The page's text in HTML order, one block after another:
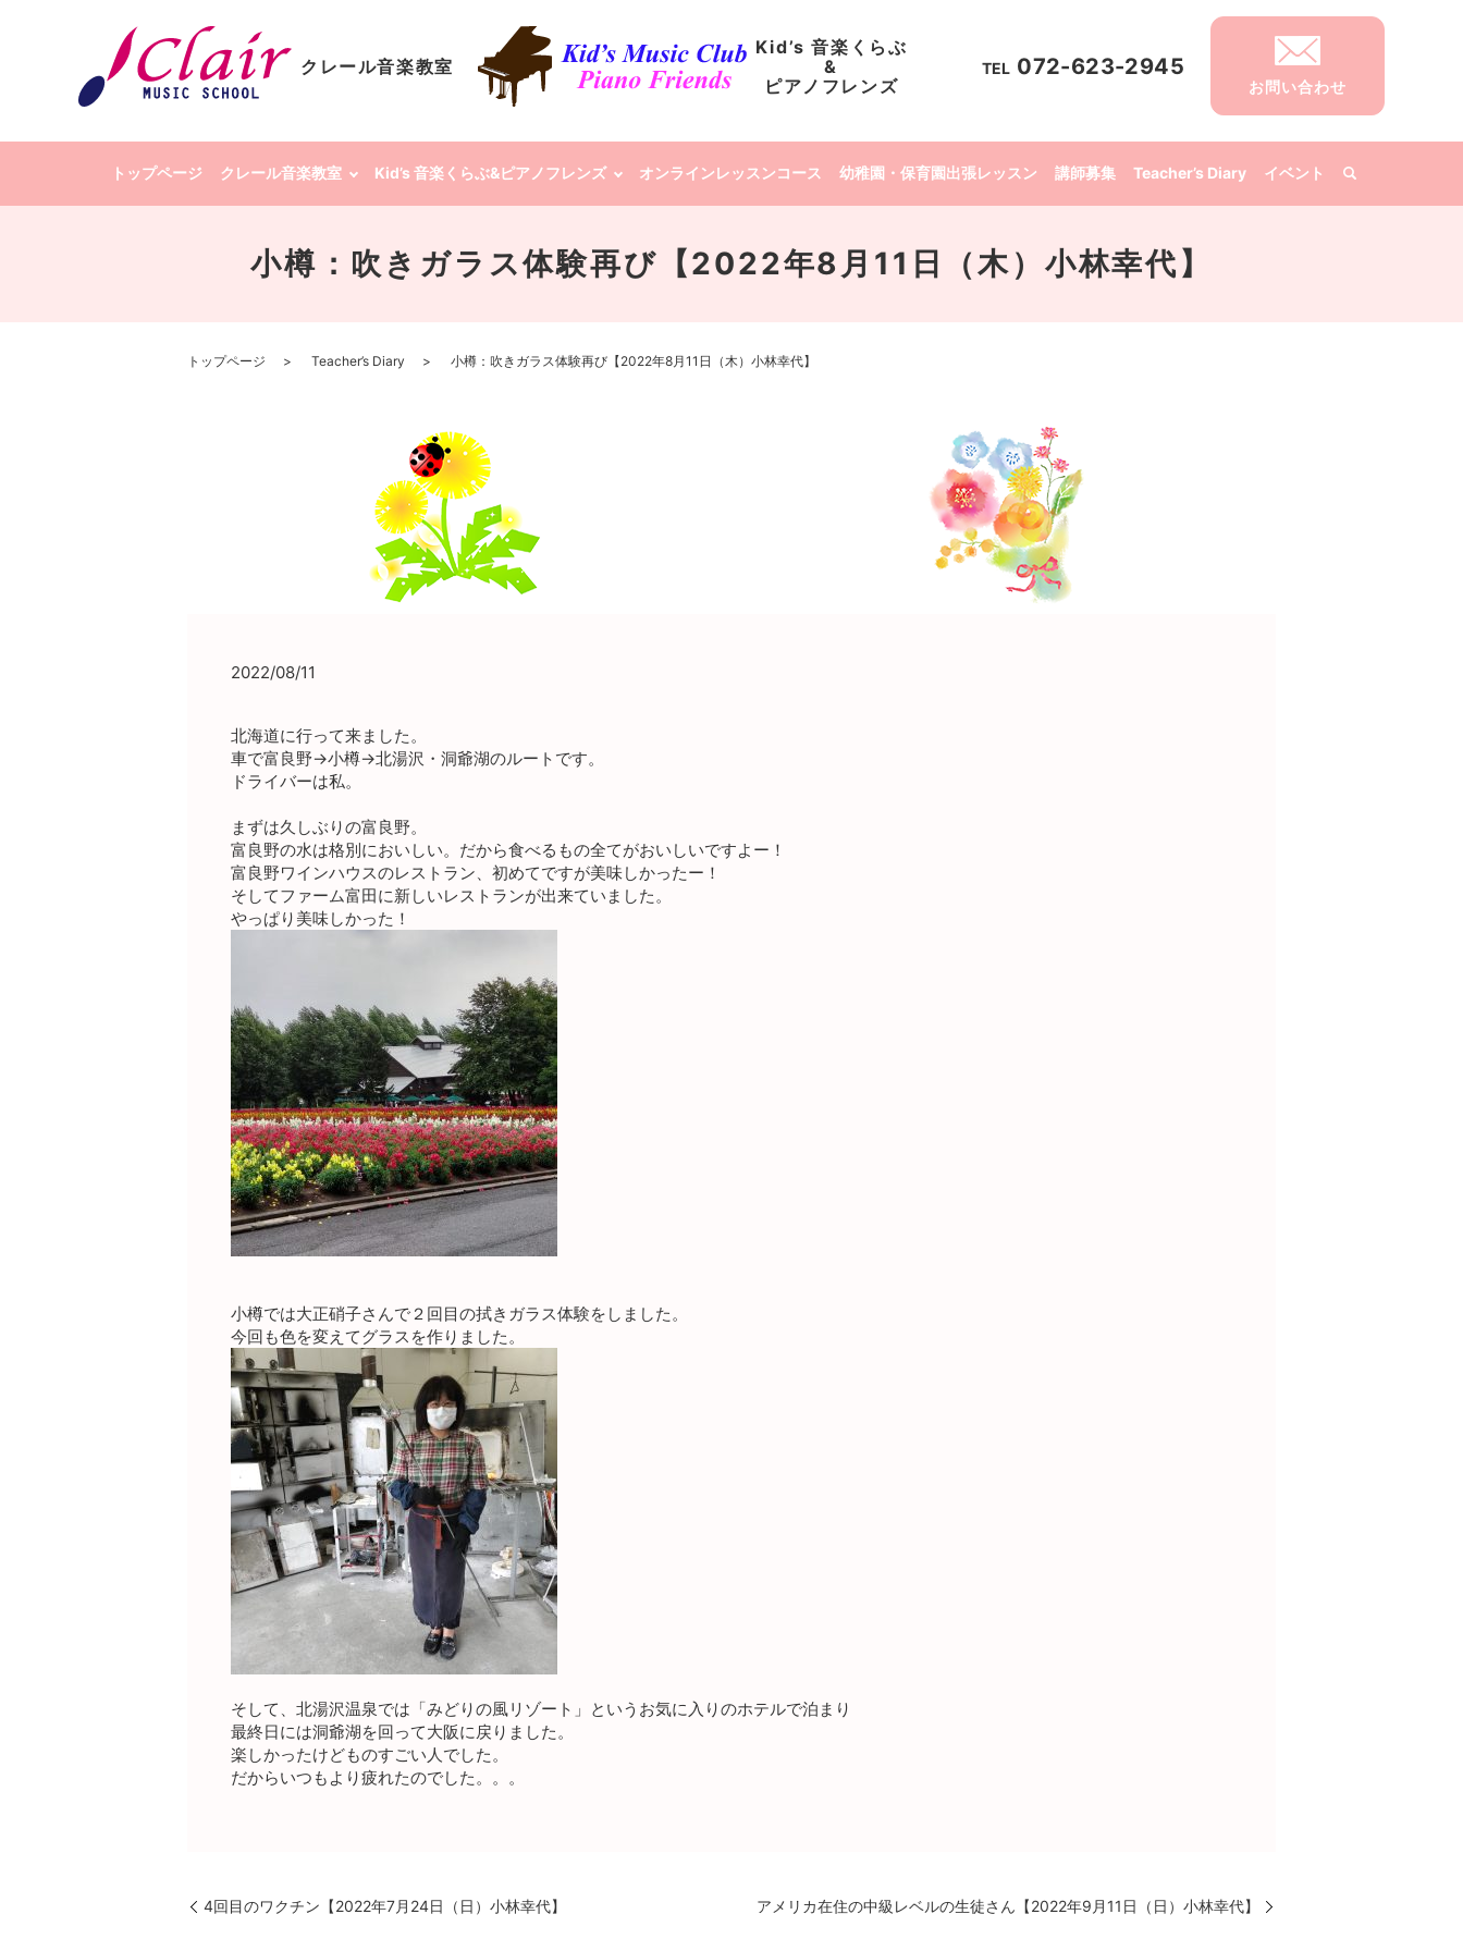
クレール音楽教室
Kid’s 音楽くらぶ
&
ピアノフレンズ
トップページ クレール音楽教室 Kid’s 音楽くらぶ&ピアノフレンズ オンラインレッスンコース 幼稚園・保育園出張レッスン 講師募集 Teacher’s Diary イベント
TEL 072-623-2945
お問い合わせ
小樽：吹きガラス体験再び【2022年8月11日（木）小林幸代】
トップページ Teacher’s Diary 小樽：吹きガラス体験再び【2022年8月11日（木）小林幸代】
2022/08/11
北海道に行って来ました。
車で富良野→小樽→北湯沢・洞爺湖のルートです。
ドライバーは私。
まずは久しぶりの富良野。
富良野の水は格別においしい。だから食べるもの全てがおいしいですよー！
富良野ワインハウスのレストラン、初めてですが美味しかったー！
そしてファーム富田に新しいレストランが出来ていました。
やっぱり美味しかった！
小樽では大正硝子さんで２回目の拭きガラス体験をしました。
今回も色を変えてグラスを作りました。
そして、北湯沢温泉では「みどりの風リゾート」というお気に入りのホテルで泊まり
最終日には洞爺湖を回って大阪に戻りました。
楽しかったけどものすごい人でした。
だからいつもより疲れたのでした。。。
4回目のワクチン【2022年7月24日（日）小林幸代】 アメリカ在住の中級レベルの生徒さん【2022年9月11日（日）小林幸代】